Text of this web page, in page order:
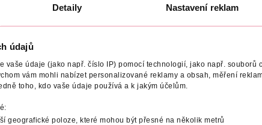
Detaily Nastavení reklam
údajů
vaše údaje (jako např. číslo IP) pomocí technologií, jako např. souborů
vám mohli nabízet personalizované reklamy a obsah, měření
toho, kdo vaše údaje používá a k jakým účelům.
geografické poloze, které mohou být přesné na několik metrů
NÁZEV VÝROBCE/DODAVATELE ADRESA VÝROBCE/
a slunečnicovým olejem zabraňuje praskání a